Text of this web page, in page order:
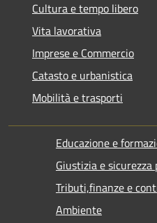
Cultura e tempo libero
Vita lavorativa
Imprese e Commercio
Catasto e urbanistica
Mobilità e trasporti
Educazione e
Giustizia e sicurezza
Tributi,finanze e
Ambiente